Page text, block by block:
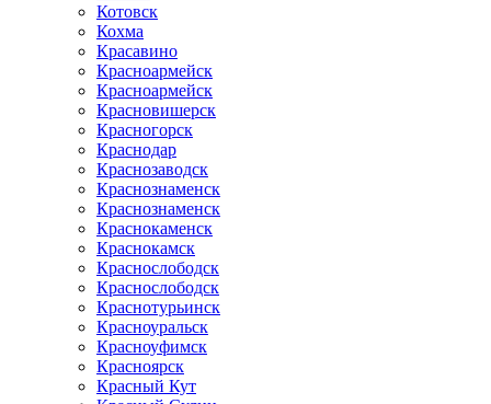
Котовск
Кохма
Красавино
Красноармейск
Красноармейск
Красновишерск
Красногорск
Краснодар
Краснозаводск
Краснознаменск
Краснознаменск
Краснокаменск
Краснокамск
Краснослободск
Краснослободск
Краснотурьинск
Красноуральск
Красноуфимск
Красноярск
Красный Кут